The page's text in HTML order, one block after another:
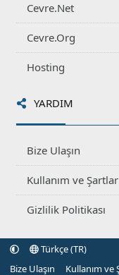
Cevre.Net
Cevre.Org
Hosting
YARDIM
Bize Ulaşın
Kullanım ve Şartlar
Gizlilik Politikası
Türkçe (TR)
Bize Ulaşın
Kullanım ve